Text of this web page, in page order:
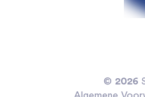
© 2026